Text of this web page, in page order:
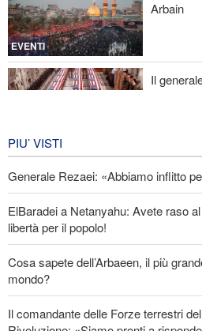
Oltre 22 milioni di pellegrini hanno
dell'Arbaeen
EVENTI
Arbain
Il
PIU’ VISTI
Generale Rezaei: «Abbiamo inflitto
ElBaradei a Netanyahu: Avete raso
libertà per il popolo!
Cosa sapete dell’Arbaeen, il più
mondo?
Il comandante delle Forze terrestri